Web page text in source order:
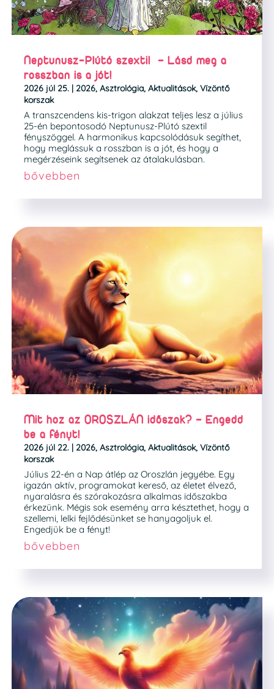
Neptunusz-Plútó szextil – Lásd meg a
rosszban is a jót!
2026 júl 25. | 2026, Asztrológia, Aktualitások, Vízöntő
korszak
A transzcendens kis-trigon alakzat teljes lesz a július
25-én bepontosodó Neptunusz-Plútó szextil
fényszöggel. A harmonikus kapcsolódásuk segíthet,
hogy meglássuk a rosszban is a jót, és hogy a
megérzéseink segítsenek az átalakulásban.
bővebben
Mit hoz az OROSZLÁN időszak? – Engedd
be a fényt!
2026 júl 22. | 2026, Asztrológia, Aktualitások, Vízöntő
korszak
Július 22-én a Nap átlép az Oroszlán jegyébe. Egy
igazán aktív, programokat kereső, az életet élvező,
nyaralásra és szórakozásra alkalmas időszakba
érkezünk. Mégis sok esemény arra késztethet, hogy a
szellemi, lelki fejlődésünket se hanyagoljuk el.
Engedjük be a fényt!
bővebben